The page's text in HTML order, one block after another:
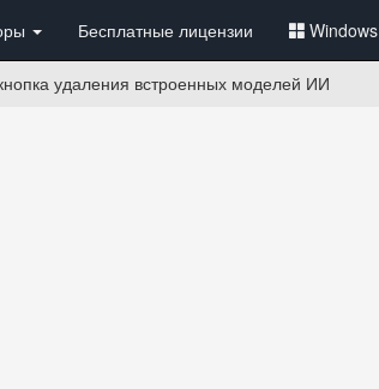
Бесплатные лицензии Windows
удаления встроенных моделей ИИ